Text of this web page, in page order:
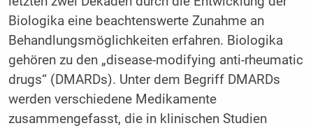
Biologika eine beachtenswerte Zunahme an
Behandlungsmöglichkeiten erfahren. Biologika
gehören zu den „disease-modifying anti-rheumatic
drugs“ (DMARDs). Unter dem Begriff DMARDs
werden verschiedene Medikamente
zusammengefasst, die in klinischen Studien